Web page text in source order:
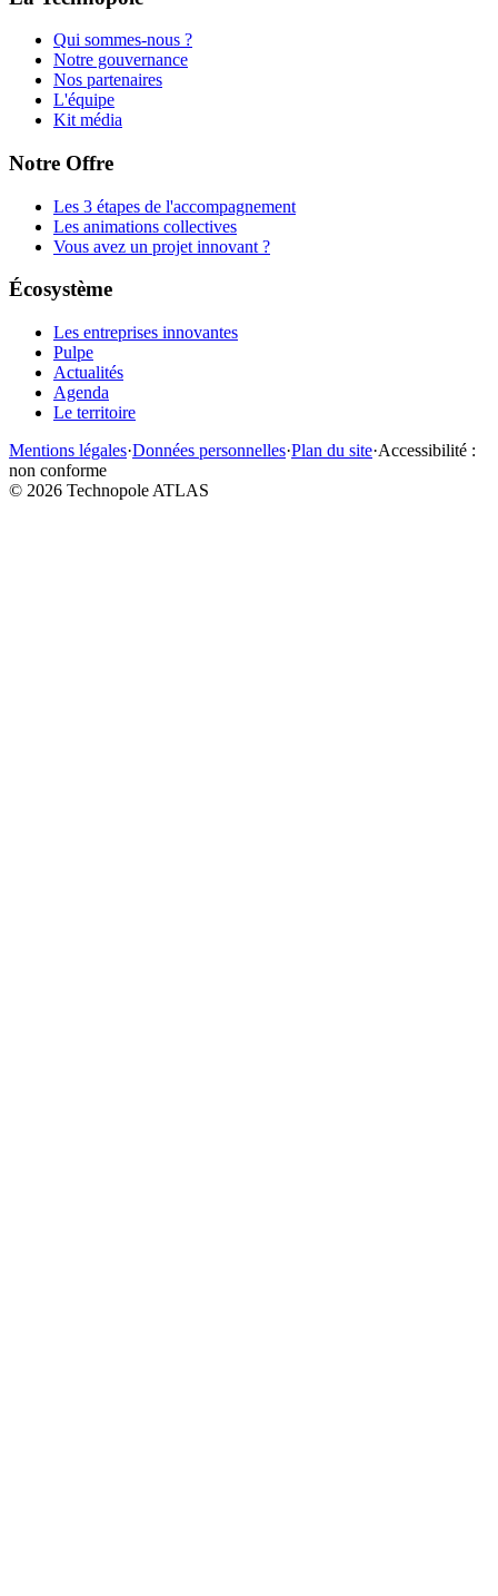
Qui sommes-nous ?
Notre gouvernance
Nos partenaires
L'équipe
Kit média
Notre Offre
Les 3 étapes de l'accompagnement
Les animations collectives
Vous avez un projet innovant ?
Écosystème
Les entreprises innovantes
Pulpe
Actualités
Agenda
Le territoire
Mentions légales·Données personnelles·Plan du site·Accessibilité :
non conforme
© 2026 Technopole ATLAS